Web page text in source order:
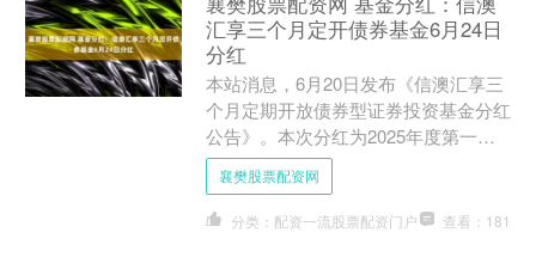
汇享三个月定开债券基金6月24日
分红
本站消息，6月20日发布《信澳汇享三
个月定期开放债券型证券投资基金分红
公告》。本次分红为2025年度第一次
分红。公告显示，本次分红的收益分配
基准日为6月6日，详....
襄樊股票配资网
分类：配资一流股票配资门户 查看：181